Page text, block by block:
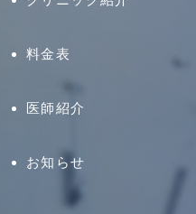
料金表
医師紹介
お知らせ